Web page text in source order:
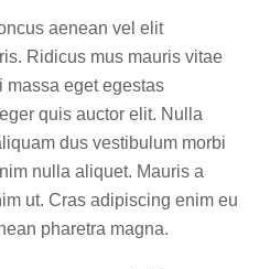
aenean vel elit
Ridicus mus mauris vitae
massa eget egestas
quis auctor elit. Nulla
dus vestibulum morbi
nulla aliquet. Mauris a
ut. Cras adipiscing enim eu
pharetra magna.